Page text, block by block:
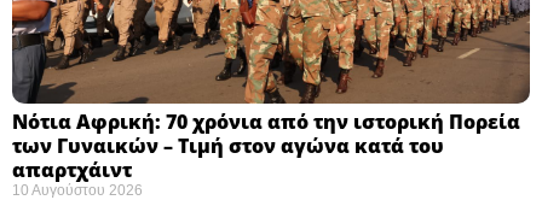
Νότια Αφρική: 70 χρόνια από την ιστορική Πορεία
των Γυναικών – Τιμή στον αγώνα κατά του
απαρτχάιντ ​
10 Αυγούστου 2026